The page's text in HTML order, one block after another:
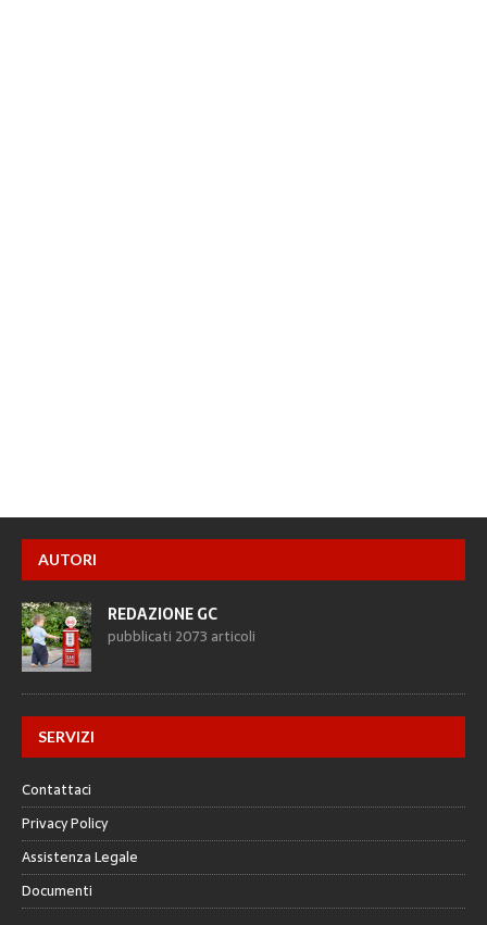
AUTORI
REDAZIONE GC
pubblicati 2073 articoli
SERVIZI
Contattaci
Privacy Policy
Assistenza Legale
Documenti